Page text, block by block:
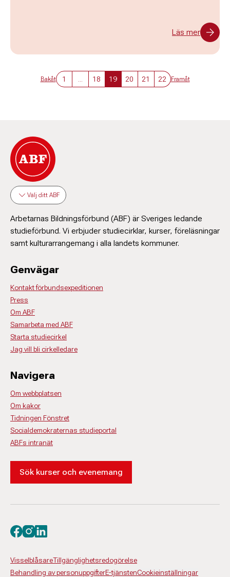
Läs mer
Bakåt 1 18 19 20 21 22 Framåt
Välj ditt ABF
Arbetarnas Bildningsförbund (ABF) är Sveriges ledande
studieförbund. Vi erbjuder studiecirklar, kurser, föreläsningar
samt kulturarrangemang i alla landets kommuner.
Genvägar
Kontakt förbundsexpeditionen
Press
Om ABF
Samarbeta med ABF
Starta studiecirkel
Jag vill bli cirkelledare
Navigera
Om webbplatsen
Om kakor
Tidningen Fönstret
Socialdemokraternas studieportal
ABFs intranät
Sök kurser och evenemang
VisselblåsareTillgänglighetsredogörelse
Behandling av personuppgifterE-tjänstenCookieinställningar
Besök oss på facebook
Besök oss på instagram
Besök oss på linkedin